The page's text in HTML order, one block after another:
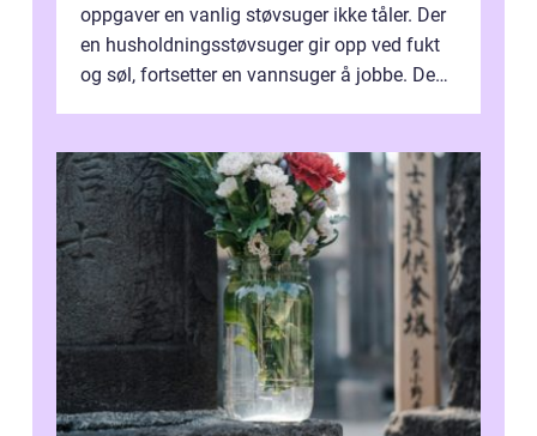
oppgaver en vanlig støvsuger ikke tåler. Der
en husholdningsstøvsuger gir opp ved fukt
og søl, fortsetter en vannsuger å jobbe. Den